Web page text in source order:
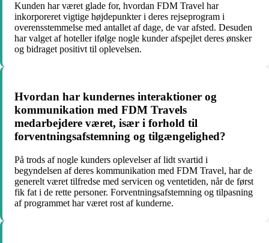
Kunden har været glade for, hvordan FDM Travel har
inkorporeret vigtige højdepunkter i deres rejseprogram i
overensstemmelse med antallet af dage, de var afsted. Desuden
har valget af hoteller ifølge nogle kunder afspejlet deres ønsker
og bidraget positivt til oplevelsen.
Hvordan har kundernes interaktioner og
kommunikation med FDM Travels
medarbejdere været, især i forhold til
forventningsafstemning og tilgængelighed?
På trods af nogle kunders oplevelser af lidt svartid i
begyndelsen af deres kommunikation med FDM Travel, har de
generelt været tilfredse med servicen og ventetiden, når de først
fik fat i de rette personer. Forventningsafstemning og tilpasning
af programmet har været rost af kunderne.